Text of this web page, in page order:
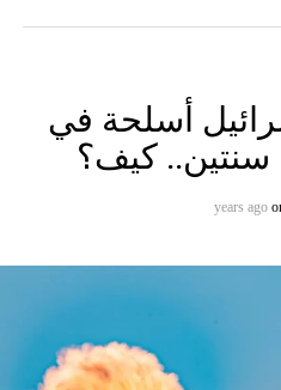
أسلحة في
سنتين.. كيف؟